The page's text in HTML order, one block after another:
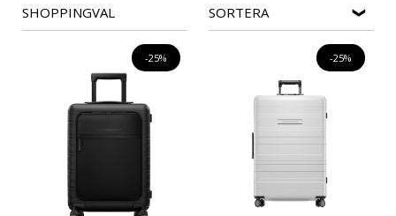
SHOPPINGVAL SORTERA
-25% -25%